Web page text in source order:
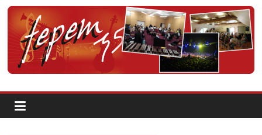
Passer
contenu
Fédération
pour
la